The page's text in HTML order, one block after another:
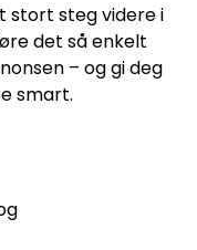
stort steg videre i
det så enkelt
– og gi deg
smart.